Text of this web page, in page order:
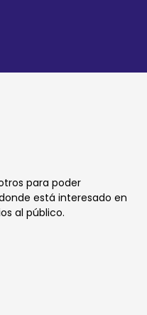
para poder
está interesado en
al público.